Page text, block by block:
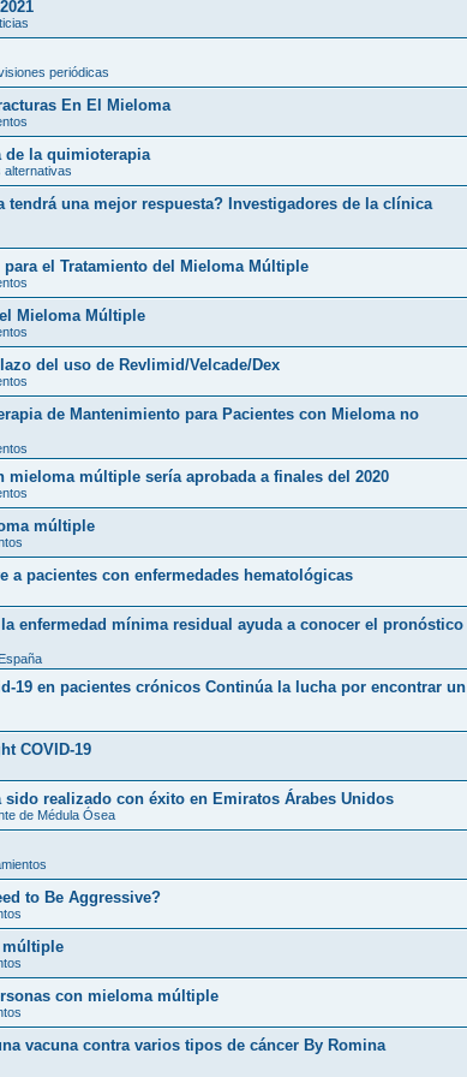
periódicas
En El Mieloma
de la quimioterapia
alternativas
una mejor respuesta? Investigadores de la clínica
el Tratamiento del Mieloma Múltiple
Mieloma Múltiple
del uso de Revlimid/Velcade/Dex
de Mantenimiento para Pacientes con Mieloma no
mieloma múltiple sería aprobada a finales del 2020
múltiple
a pacientes con enfermedades hematológicas
enfermedad mínima residual ayuda a conocer el pronóstico
19 en pacientes crónicos Continúa la lucha por encontrar un
COVID-19
realizado con éxito en Emiratos Árabes Unidos
de Médula Ósea
to Be Aggressive?
múltiple
con mieloma múltiple
vacuna contra varios tipos de cáncer By Romina